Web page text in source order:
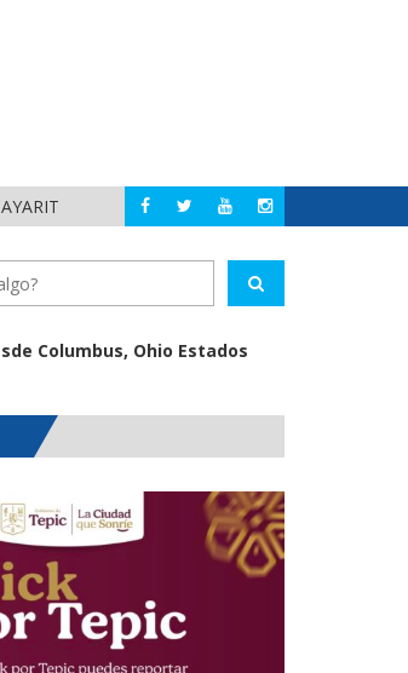
NAYARIT MUNICIPIOS DE
Columbus, Ohio Estados